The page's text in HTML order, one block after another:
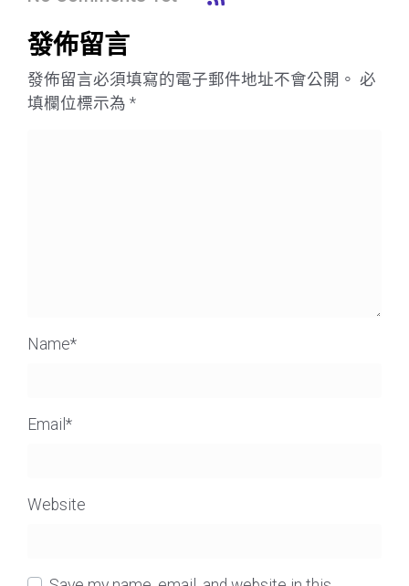
發佈留言
發佈留言必須填寫的電子郵件地址不會公開。 必
填欄位標示為 *
Name*
Email *
Website